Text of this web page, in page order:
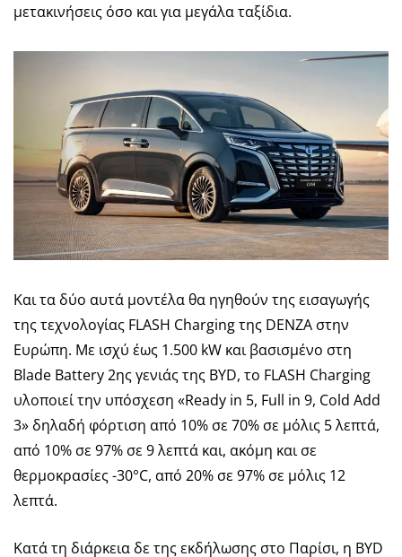
μετακινήσεις όσο και για μεγάλα ταξίδια.
Και τα δύο αυτά μοντέλα θα ηγηθούν της εισαγωγής
της τεχνολογίας FLASH Charging της DENZA στην
Ευρώπη. Με ισχύ έως 1.500 kW και βασισμένο στη
Blade Battery 2ης γενιάς της BYD, το FLASH Charging
υλοποιεί την υπόσχεση «Ready in 5, Full in 9, Cold Add
3» δηλαδή φόρτιση από 10% σε 70% σε μόλις 5 λεπτά,
από 10% σε 97% σε 9 λεπτά και, ακόμη και σε
θερμοκρασίες -30°C, από 20% σε 97% σε μόλις 12
λεπτά.
Κατά τη διάρκεια δε της εκδήλωσης στο Παρίσι, η BYD